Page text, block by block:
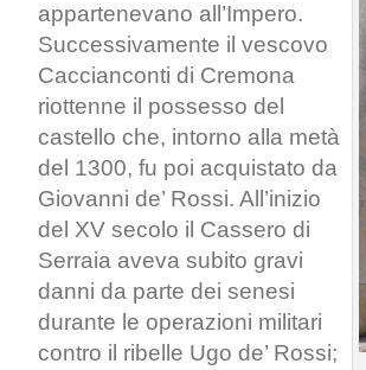
appartenevano all’Impero.
Successivamente il vescovo
Caccianconti di Cremona
riottenne il possesso del
castello che, intorno alla metà
del 1300, fu poi acquistato da
Giovanni de’ Rossi. All’inizio
del XV secolo il Cassero di
Serraia aveva subito gravi
danni da parte dei senesi
durante le operazioni militari
contro il ribelle Ugo de’ Rossi;